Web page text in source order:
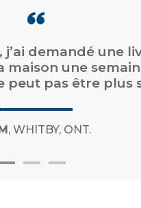
rapide.
faciles. »
DARTMOUTH, N.-É.